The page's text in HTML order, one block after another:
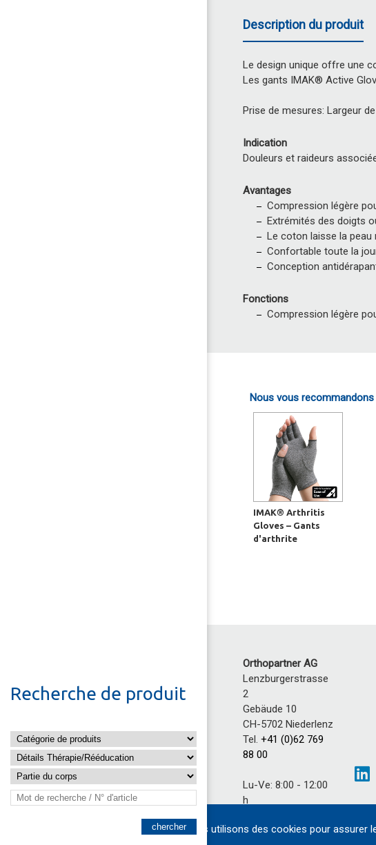
Recherche de produit
Description du produit
Le design unique offre une
Les gants IMAK® Active
Prise de mesures: Largeur
Indication
Douleurs et raideurs
Avantages
Compression légère
Extrémités des doigts
Le coton laisse la
Confortable toute la
Conception
Fonctions
Compression légère
Nous vous
IMAK® Arthritis
Gloves – Gants
d'arthrite
Orthopartner AG
Lenzburgerstrasse
2
Gebäude 10
CH-5702 Niederlenz
Tel.+41 (0)62 769
88 00
Lu-Ve: 8:00 - 12:00
h
h
Nous utilisons des cookies pour assurer